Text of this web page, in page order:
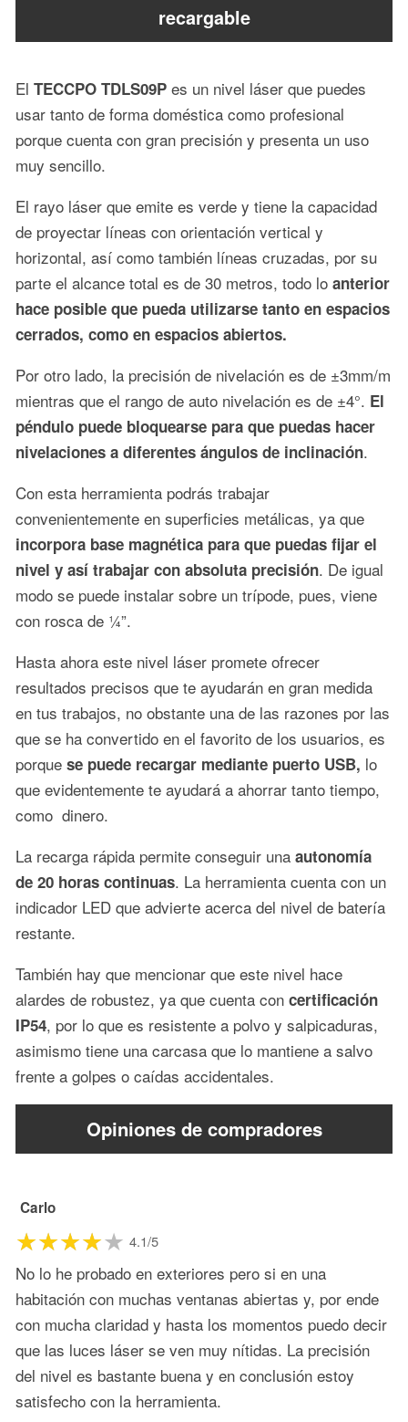
recargable
El TECCPO TDLS09P es un nivel láser que puedes
usar tanto de forma doméstica como profesional
porque cuenta con gran precisión y presenta un uso
muy sencillo.
El rayo láser que emite es verde y tiene la capacidad
de proyectar líneas con orientación vertical y
horizontal, así como también líneas cruzadas, por su
parte el alcance total es de 30 metros, todo lo anterior
hace posible que pueda utilizarse tanto en espacios
cerrados, como en espacios abiertos.
Por otro lado, la precisión de nivelación es de ±3mm/m
mientras que el rango de auto nivelación es de ±4°. El
péndulo puede bloquearse para que puedas hacer
nivelaciones a diferentes ángulos de inclinación.
Con esta herramienta podrás trabajar
convenientemente en superficies metálicas, ya que
incorpora base magnética para que puedas fijar el
nivel y así trabajar con absoluta precisión. De igual
modo se puede instalar sobre un trípode, pues, viene
con rosca de ¼”.
Hasta ahora este nivel láser promete ofrecer
resultados precisos que te ayudarán en gran medida
en tus trabajos, no obstante una de las razones por las
que se ha convertido en el favorito de los usuarios, es
porque se puede recargar mediante puerto USB, lo
que evidentemente te ayudará a ahorrar tanto tiempo,
como dinero.
La recarga rápida permite conseguir una autonomía
de 20 horas continuas. La herramienta cuenta con un
indicador LED que advierte acerca del nivel de batería
restante.
También hay que mencionar que este nivel hace
alardes de robustez, ya que cuenta con certificación
IP54, por lo que es resistente a polvo y salpicaduras,
asimismo tiene una carcasa que lo mantiene a salvo
frente a golpes o caídas accidentales.
Opiniones de compradores
Carlo
4.1/5
No lo he probado en exteriores pero si en una
habitación con muchas ventanas abiertas y, por ende
con mucha claridad y hasta los momentos puedo decir
que las luces láser se ven muy nítidas. La precisión
del nivel es bastante buena y en conclusión estoy
satisfecho con la herramienta.